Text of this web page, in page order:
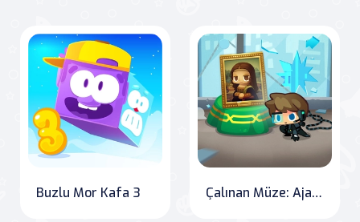
Buzlu Mor Kafa 3 Çalınan Müze: Ajan xXx